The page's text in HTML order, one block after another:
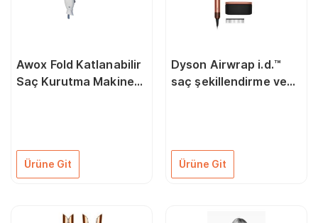
Awox Fold Katlanabilir
Saç Kurutma Makinesi
Ürüne Git
Dyson Airwrap i.d.™
saç şekillendirme ve
Ürüne Git